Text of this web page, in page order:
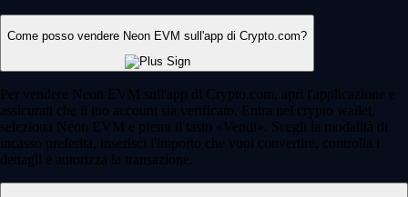
Come posso vendere Neon EVM sull'app di Crypto.com?
Per vendere Neon EVM sull'app di Crypto.com, apri l'applicazione e
assicurati che il tuo account sia verificato. Entra nel crypto wallet,
seleziona Neon EVM e premi il tasto «Vendi». Scegli la modalità di
incasso preferita, inserisci l'importo che vuoi convertire, controlla i
dettagli e autorizza la transazione.